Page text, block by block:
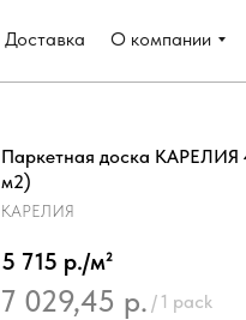
Доставка О компании
Паркетная доска
м2)
КАРЕЛИЯ
5 715 р./м²
7 029,45 р. / 1 pack